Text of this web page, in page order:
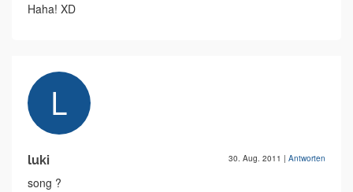
Haha! XD
luki 30. Aug. 2011 | Antworten
song ?